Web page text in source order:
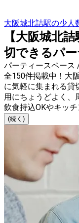
大阪城北詰駅の少人
【大阪城北
切できるパ
パーティースペース
全150件掲載中！大
に気軽に集まれる貸
用にちょうどよく、
飲食持込OKやキッ
(続く)